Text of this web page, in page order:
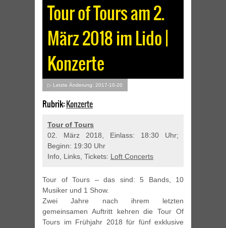
Tour of Tours am 2.
März 2018 im Lido |
Konzerte
▷ Letzte Änderung: 2017-10-20
Rubrik:Konzerte
Tour of Tours
02. März 2018, Einlass: 18:30 Uhr;
Beginn: 19:30 Uhr
Info, Links, Tickets: Loft Concerts
Tour of Tours – das sind: 5 Bands, 10
Musiker und 1 Show.
Zwei Jahre nach ihrem letzten
gemeinsamen Auftritt kehren die Tour Of
Tours im Frühjahr 2018 für fünf exklusive